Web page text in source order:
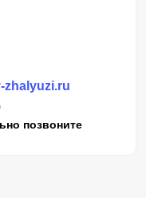
zhalyuzi.ru
позвоните